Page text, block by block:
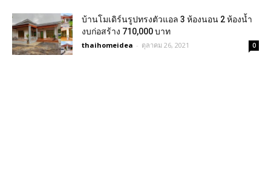
บ้านโมเดิร์นรูปทรงตัวแอล 3 ห้องนอน 2 ห้องน้ำ
งบก่อสร้าง 710,000 บาท
thaihomeidea - ตุลาคม 26, 2021 0